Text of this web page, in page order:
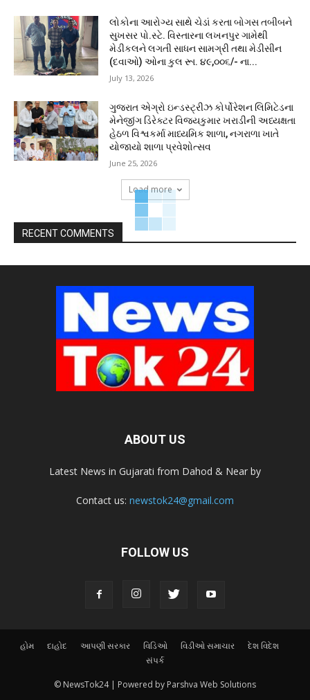
લોકોના આરોગ્ય સાથે ચેડાં કરતા બોગસ તબીબને
સુખસર પો.સ્ટે. વિસ્તારના લખનપુર ગામેથી
મેડીકલને લગતી સાધન સામગ્રી તથા મેડીસીન
(દવાઓ) ઓના કુલ રૂા. ૪૯,૦૦૬/- ના...
July 13, 2026
ગુજરાત એગ્રો ઇન્ડસ્ટ્રીઝ કોર્પોરેશન લિમિટેડના
મેનેજીંગ ડિરેક્ટર વિજયકુમાર ખરાડીની અધ્યક્ષતા
હેઠળ વિશ્વકર્મા માધ્યમિક શાળા, નગરાળા ખાતે
યોજાયો શાળા પ્રવેશોત્સવ
June 25, 2026
Load more
RECENT COMMENTS
ABOUT US
Latest News in Gujarati from Dahod & Near by
Contact us: newstok24@gmail.com
FOLLOW US
હોમ દાહોદ આપણી સરકાર વિડિઓ વિડીઓ સમાચાર
દેશ વિદેશ
સંપર્ક
© NewsTok24 | Powered by Parshva Web Solutions